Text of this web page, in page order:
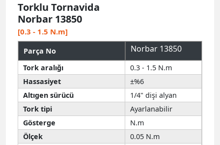
Torklu Tornavida
Norbar 13850
[0.3 - 1.5 N.m]
Parça No Norbar 13850
Tork aralığı
0.3 - 1.5 N.m
Hassasiyet
±%6
Altıgen sürücü
1/4" dişi alyan
Tork tipi
Ayarlanabilir
Gösterge
N.m
Ölçek
0.05 N.m